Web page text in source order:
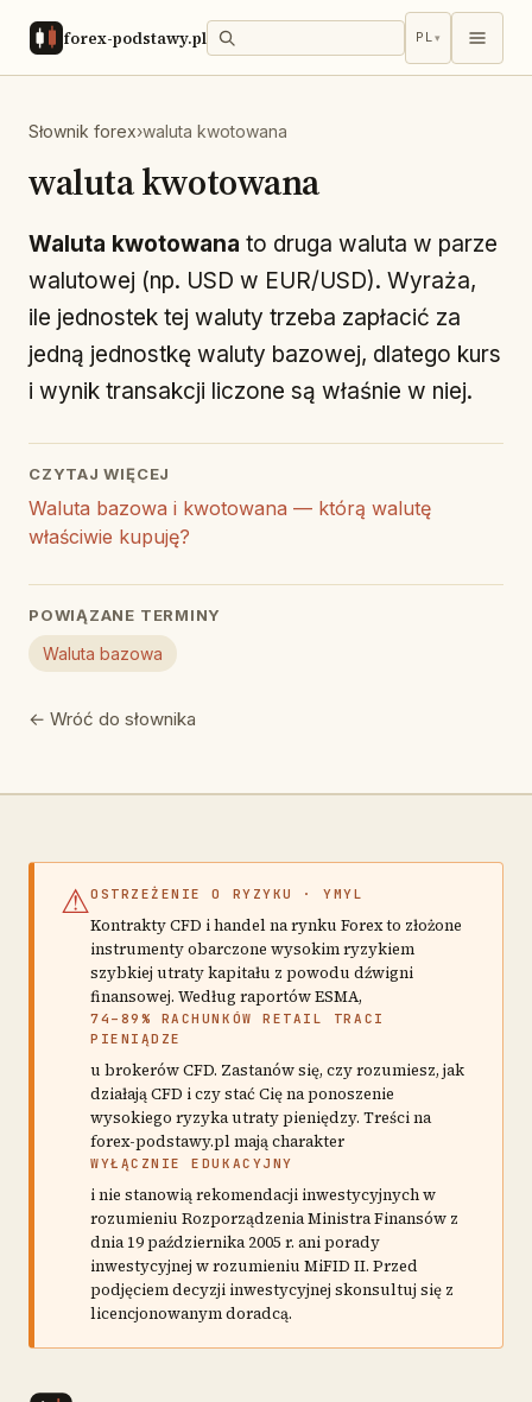
forex-podstawy.pl PL▾
Słownik forex›waluta kwotowana
waluta kwotowana
Waluta kwotowana to druga waluta w parze
walutowej (np. USD w EUR/USD). Wyraża,
ile jednostek tej waluty trzeba zapłacić za
jedną jednostkę waluty bazowej, dlatego kurs
i wynik transakcji liczone są właśnie w niej.
CZYTAJ WIĘCEJ
Waluta bazowa i kwotowana — którą walutę
właściwie kupuję?
POWIĄZANE TERMINY
Waluta bazowa
← Wróć do słownika
⚠OSTRZEŻENIE O RYZYKU · YMYL
Kontrakty CFD i handel na rynku Forex to złożone
instrumenty obarczone wysokim ryzykiem
szybkiej utraty kapitału z powodu dźwigni
finansowej. Według raportów ESMA,
74–89% RACHUNKÓW RETAIL TRACI
PIENIĄDZE
u brokerów CFD. Zastanów się, czy rozumiesz, jak
działają CFD i czy stać Cię na ponoszenie
wysokiego ryzyka utraty pieniędzy. Treści na
forex-podstawy.pl mają charakter
WYŁĄCZNIE EDUKACYJNY
i nie stanowią rekomendacji inwestycyjnych w
rozumieniu Rozporządzenia Ministra Finansów z
dnia 19 października 2005 r. ani porady
inwestycyjnej w rozumieniu MiFID II. Przed
podjęciem decyzji inwestycyjnej skonsultuj się z
licencjonowanym doradcą.